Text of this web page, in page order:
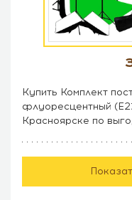
Купить Комплект
флуоресцентный
Красноярске по